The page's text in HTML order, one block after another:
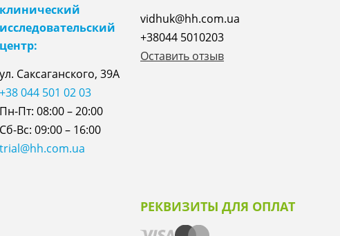
клинический
исследовательский
центр:
ул. Саксаганского, 39А
+38 044 501 02 03
Пн-Пт: 08:00 – 20:00
Сб-Вс: 09:00 – 16:00
trial@hh.com.ua
vidhuk@hh.com.ua
+38044 5010203
Оставить отзыв
РЕКВИЗИТЫ ДЛЯ ОПЛАТ